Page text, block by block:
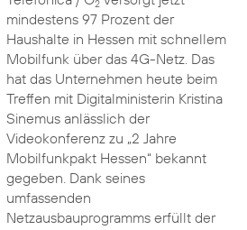
2
mindestens 97 Prozent der
Haushalte in Hessen mit schnellem
Mobilfunk über das 4G-Netz. Das
hat das Unternehmen heute beim
Treffen mit Digitalministerin Kristina
Sinemus anlässlich der
Videokonferenz zu „2 Jahre
Mobilfunkpakt Hessen“ bekannt
gegeben. Dank seines
umfassenden
Netzausbauprogramms erfüllt der